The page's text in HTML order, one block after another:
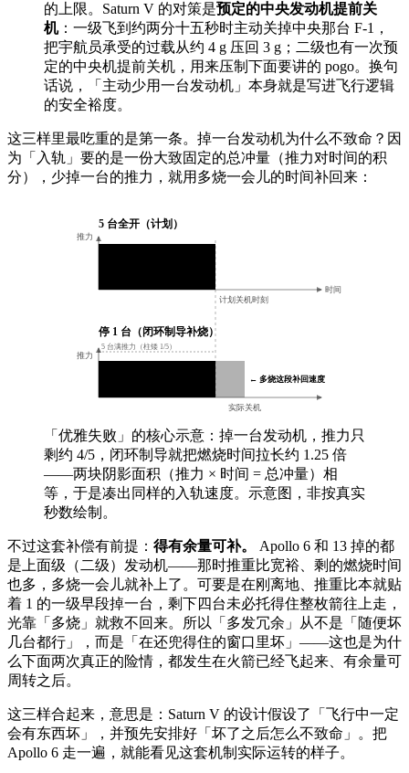
的上限。Saturn V 的对策是预定的中央发动机提前关
机：一级飞到约两分十五秒时主动关掉中央那台 F-1，
把宇航员承受的过载从约 4 g 压回 3 g；二级也有一次预
定的中央机提前关机，用来压制下面要讲的 pogo。换句
话说，「主动少用一台发动机」本身就是写进飞行逻辑
的安全裕度。
这三样里最吃重的是第一条。掉一台发动机为什么不致命？因
为「入轨」要的是一份大致固定的总冲量（推力对时间的积
分），少掉一台的推力，就用多烧一会儿的时间补回来：
计划关机时刻
5 台全开（计划）
推力
时间
停 1 台（闭环制导补烧）
5 台满推力（柱矮 1/5）
推力
← 多烧这段补回速度
实际关机
「优雅失败」的核心示意：掉一台发动机，推力只
剩约 4/5，闭环制导就把燃烧时间拉长约 1.25 倍
——两块阴影面积（推力 × 时间 = 总冲量）相
等，于是凑出同样的入轨速度。示意图，非按真实
秒数绘制。
不过这套补偿有前提： 得有余量可补。
Apollo 6 和 13 掉的都
是上面级（二级）发动机——那时推重比宽裕、剩的燃烧时间
也多，多烧一会儿就补上了。可要是在刚离地、推重比本就贴
着 1 的一级早段掉一台，剩下四台未必托得住整枚箭往上走，
光靠「多烧」就救不回来。所以「多发冗余」从不是「随便坏
几台都行」，而是「在还兜得住的窗口里坏」——这也是为什
么下面两次真正的险情，都发生在火箭已经飞起来、有余量可
周转之后。
这三样合起来，意思是：Saturn V 的设计假设了「飞行中一定
会有东西坏」，并预先安排好「坏了之后怎么不致命」。把
Apollo 6 走一遍，就能看见这套机制实际运转的样子。